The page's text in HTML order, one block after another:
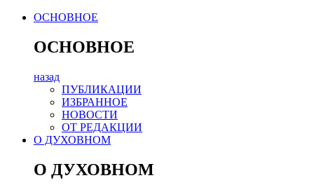
ОСНОВНОЕ
ОСНОВНОЕ
назад
ПУБЛИКАЦИИ
ИЗБРАННОЕ
НОВОСТИ
ОТ РЕДАКЦИИ
О ДУХОВНОМ
О ДУХОВНОМ